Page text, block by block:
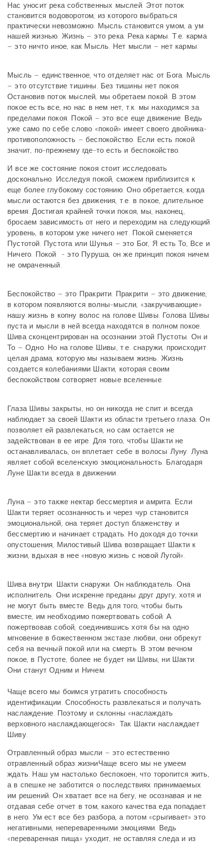
Нас уносит река собственных мыслей. Этот поток
становится водоворотом, из которого выбраться
практически невозможно. Мысль становится умом, а ум
нашей жизнью. Жизнь – это река. Река кармы. Т.е. карма
– это ничто иное, как Мысль. Нет мысли – нет кармы.
Мысль – единственное, что отделяет нас от Бога. Мысль
– это отсутствие тишины. Без тишины нет покоя.
Остановив поток мыслей, мы обретаем покой. В этом
покое есть все, но нас в нем нет, т.к. мы находимся за
пределами покоя. Покой – это все еще движение. Ведь
уже само по себе слово «покой» имеет своего двойника-
противоположность – беспокойство. Если есть покой
значит, по-прежнему где-то есть и беспокойство.
И все же состояние покоя стоит исследовать
досконально. Исследуя покой, сможем приблизится к
еще более глубокому состоянию. Оно обретается, когда
мысли остаются без движения, т.е. в покое, длительное
время. Достигая крайней точки покоя, мы, наконец,
бросаем зависимость от него и переходим на следующий
уровень, в котором уже ничего нет. Покой сменяется
Пустотой. Пустота или Шунья – это Бог, Я есть То, Все и
Ничего. Покой - это Пуруша, он же принцип покоя ничем
не омраченный.
Беспокойство – это Пракрити. Пракрити – это движение,
в котором появляются волны-мысли, «закручивающие»
нашу жизнь в копну волос на голове Шивы. Голова Шивы
пуста и мысли в ней всегда находятся в полном покое.
Шива сконцентрирован на осознании этой Пустоты. Он и
То – Одно. Но на голове Шивы, т.е. снаружи, происходит
целая драма, которую мы называем жизнь. Жизнь
создается колебаниями Шакти, которая своим
беспокойством сотворяет новые вселенные.
Глаза Шивы закрыты, но он никогда не спит и всегда
наблюдает за своей Шакти из области третьего глаза. Он
позволяет ей развлекаться, но сам остается не
задействован в ее игре. Для того, чтобы Шакти не
останавливалась, он вплетает себе в волосы Луну. Луна
являет собой вселенскую эмоциональность. Благодаря
Луне Шакти всегда в движении.
Луна – это также нектар бессмертия и амрита. Если
Шакти теряет осознанность и через чур становится
эмоциональной, она теряет доступ блаженству и
бессмертию и начинает страдать. Но доходя до точки
опустошения, Милостивый Шива возвращает Шакти к
жизни, вдыхая в нее «новую жизнь с новой Лугой».
Шива внутри. Шакти снаружи. Он наблюдатель. Она
исполнитель. Они искренне преданы друг другу, хотя и
не могут быть вместе. Ведь для того, чтобы быть
вместе, им необходимо пожертвовать собой. А
пожертвовав собой, соединившись хотя бы на одно
мгновение в божественном экстазе любви, они обрекут
себя на вечный покой или на смерть. В этом вечном
покое, в Пустоте, более не будет ни Шивы, ни Шакти.
Они станут Одним и Ничем.
Чаще всего мы боимся утратить способность
идентификации. Способность развлекаться и получать
наслаждение. Поэтому и склонны «наслаждать
верховного наслаждающегося». Так Шакти наслаждает
Шиву.
Отравленный образ мысли – это естественно
отравленный образ жизниЧаще всего мы не умеем
ждать. Наш ум настолько беспокоен, что торопится жить,
а в спешке не заботится о последствиях принимаемых
им решений. Он хватает все на бегу, не осознавая и не
отдавая себе отчет в том, какого качества еда попадает
в него. Ум ест все без разбора, а потом «срыгивает» это
негативными, непереваренными эмоциями. Ведь
«переваренная пища» уходит, не оставляя следа и из